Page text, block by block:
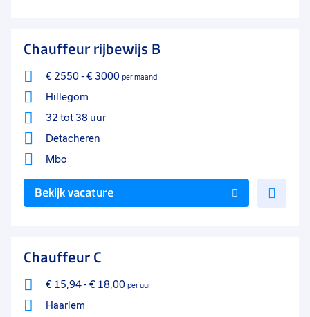
Chauffeur rijbewijs B
€ 2550- € 3000 per maand
Hillegom
32 tot 38 uur
Detacheren
Mbo
Bekijk vacature
Chauffeur C
€ 15,94- € 18,00 per uur
Haarlem